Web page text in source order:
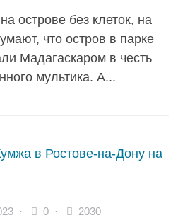
острове без клеток, на
что остров в парке
Мадагаскаром в честь
мультика. А...
· 0 ·
2030